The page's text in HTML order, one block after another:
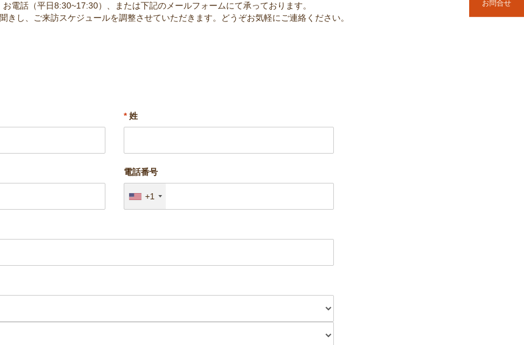
お問合せ
電話（平日8:30~17:30）、または下記のメールフォームにて承っております。
きし、ご来訪スケジュールを調整させていただきます。どうぞお気軽にご連絡ください。
*姓
電話番号
+1